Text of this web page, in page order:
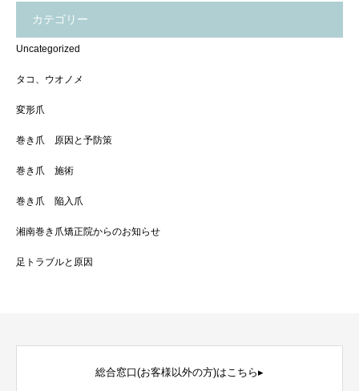
カテゴリー
Uncategorized
タコ、ウオノメ
変形爪
巻き爪 原因と予防策
巻き爪 施術
巻き爪 陥入爪
湘南巻き爪矯正院からのお知らせ
足トラブルと原因
総合窓口(お客様以外の方)はこちら▸